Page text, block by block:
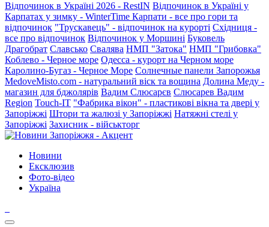
Відпочинок в Україні 2026 - RestIN Відпочинок в Україні у
Карпатах у зимку - WinterTime Карпати - все про гори та
відпочинок "Трускавець" - відпочинок на курорті Східниця -
все про відпочинок Відпочинок у Моршині Буковель
Драгобрат Славсько Свалява НМП "Затока" НМП "Грибовка"
Коблево - Черное море Одесса - курорт на Черном море
Каролино-Бугаз - Черное Море Солнечные панели Запорожья
MedoveMisto.com - натуральний віск та вощина Долина Меду -
магазин для бджолярів Вадим Слюсарєв Слюсарев Вадим
Region Touch-IT "Фабрика вікон" - пластикові вікна та двері у
Запоріжжі Штори та жалюзі у Запоріжжі Натяжні стелі у
Запоріжжі Захисник - військторг
Новини
Ексклюзив
Фото-відео
Україна